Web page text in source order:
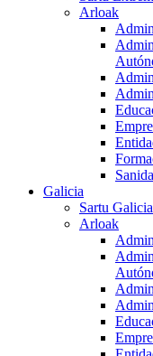
Arloak
Galicia
Sartu Galicia
Arloak